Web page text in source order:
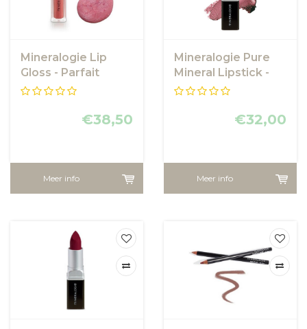
Mineralogie Lip
Gloss - Parfait
€38,50
Meer info
Mineralogie Pure
Mineral Lipstick -
Wineberry
€32,00
Meer info